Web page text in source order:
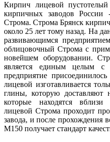
Кирпич лицевой
кирпичных заводов
Строма. Строма Брянск
около 25 лет тому назад. На
развивающимся
облицовочный Строма с
новейшем оборудовании.
является единым целым с
предприятие
лицевой изготавливается
глины, которую доставляют
которые находятся
лицевой Строма проходит
завода, и после прохождения
М150 получает стандарт